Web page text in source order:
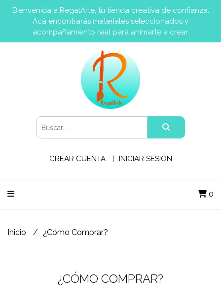
Bienvenida a RegalArte, tu tienda creativa de confianza.
Acá encontrarás materiales seleccionados y
acompañamiento real para animarte a crear.
CREAR CUENTA INICIAR SESIÓN
0
Inicio ¿Cómo Comprar?
¿CÓMO COMPRAR?